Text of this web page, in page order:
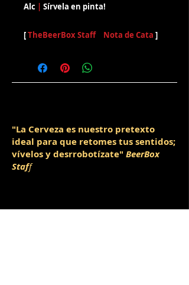
Alc | Sírvela en pinta!
[TheBeerBox Staff Nota de Cata ]
"La Cerveza es nuestro pretexto
ideal para que retomes tus sentidos;
vívelos y desrrobotízate" BeerBox
Staff